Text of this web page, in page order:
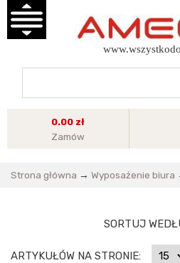
0.00 zł
Zamów
Strona główna → Wyposażenie biura
SORTUJ
ARTYKUŁÓW NA STRONIE: